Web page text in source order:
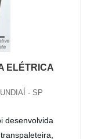
ELÉTRICA
- SP
desenvolvida